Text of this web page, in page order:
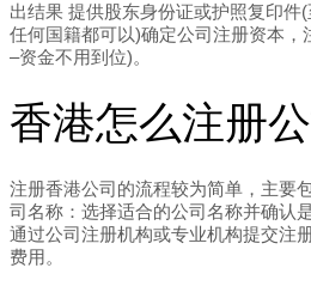
出结果 提供股东身份证或护照复印件(
任何国籍都可以)确定公司注册资本，
–资金不用到位)。
香港怎么注册
注册香港公司的流程较为简单，主要
司名称：选择适合的公司名称并确认
通过公司注册机构或专业机构提交注
费用。